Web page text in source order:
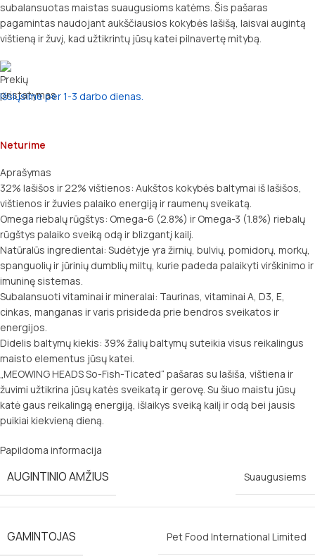
subalansuotas maistas suaugusioms katėms. Šis pašaras
pagamintas naudojant aukščiausios kokybės lašišą, laisvai augintą
vištieną ir žuvį, kad užtikrintų jūsų katei pilnavertę mitybą.
Išsiųsime per 1-3 darbo dienas.
Neturime
Aprašymas
32% lašišos ir 22% vištienos: Aukštos kokybės baltymai iš lašišos,
vištienos ir žuvies palaiko energiją ir raumenų sveikatą.
Omega riebalų rūgštys: Omega-6 (2.8%) ir Omega-3 (1.8%) riebalų
rūgštys palaiko sveiką odą ir blizgantį kailį.
Natūralūs ingredientai: Sudėtyje yra žirnių, bulvių, pomidorų, morkų,
spanguolių ir jūrinių dumblių miltų, kurie padeda palaikyti virškinimo ir
imuninę sistemas.
Subalansuoti vitaminai ir mineralai: Taurinas, vitaminai A, D3, E,
cinkas, manganas ir varis prisideda prie bendros sveikatos ir
energijos.
Didelis baltymų kiekis: 39% žalių baltymų suteikia visus reikalingus
maisto elementus jūsų katei.
„MEOWING HEADS So-Fish-Ticated“ pašaras su lašiša, vištiena ir
žuvimi užtikrina jūsų katės sveikatą ir gerovę. Su šiuo maistu jūsų
katė gaus reikalingą energiją, išlaikys sveiką kailį ir odą bei jausis
puikiai kiekvieną dieną.
Papildoma informacija
AUGINTINIO AMŽIUS Suaugusiems
GAMINTOJAS Pet Food International Limited